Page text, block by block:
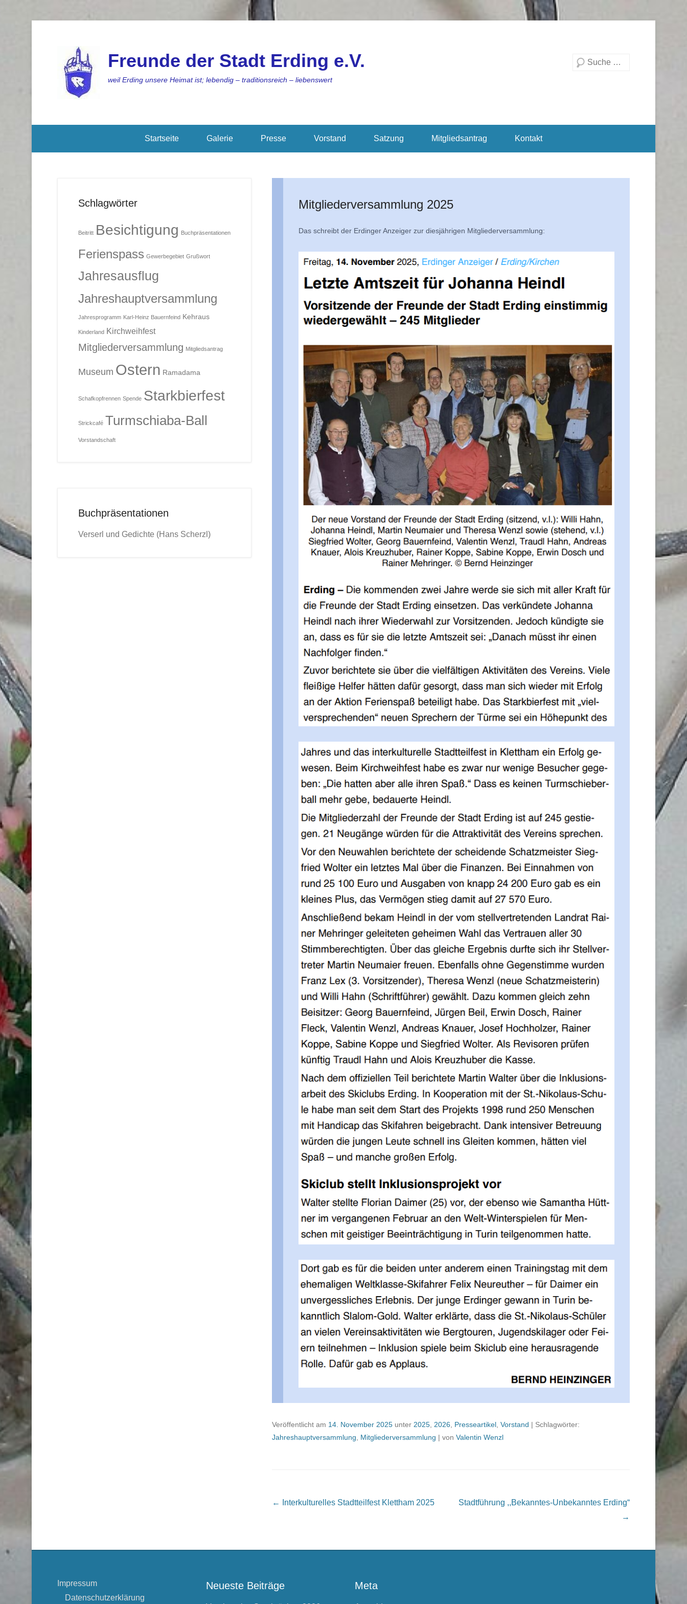
Freunde der Stadt Erding e.V.
weil Erding unsere Heimat ist; lebendig – traditionsreich – liebenswert
Suchen
Startseite Galerie Presse Vorstand Satzung Mitgliedsantrag Kontakt
Mitgliederversammlung 2025
Das schreibt der Erdinger Anzeiger zur diesjährigen Mitgliederversammlung:
Veröffentlicht am 14. November 2025 unter 2025 2026 Presseartikel Vorstand | Schlagwörter:
Jahreshauptversammlung
Mitgliederversammlung | von Valentin Wenzl
Beitragsnavigation
← Interkulturelles Stadtteilfest Klettham 2025
Stadtführung ,,Bekanntes-Unbekanntes Erding“
→
Schlagwörter
Beitritt Besichtigung Buchpräsentationen
Ferienspass Gewerbegebiet Grußwort
Jahresausflug
Jahreshauptversammlung
Jahresprogramm Karl-Heinz Bauernfeind Kehraus
Kinderland Kirchweihfest
Mitgliederversammlung Mitgliedsantrag
Museum Ostern Ramadama
Schafkopfrennen Spende Starkbierfest
Strickcafé Turmschiaba-Ball
Vorstandschaft
Buchpräsentationen
Verserl und Gedichte (Hans Scherzl)
Impressum
Datenschutzerklärung
Neueste Beiträge Meta